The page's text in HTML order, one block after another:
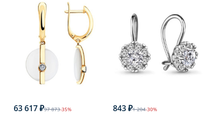
63 617 ₽97 873-35% 843 ₽1 204-30%